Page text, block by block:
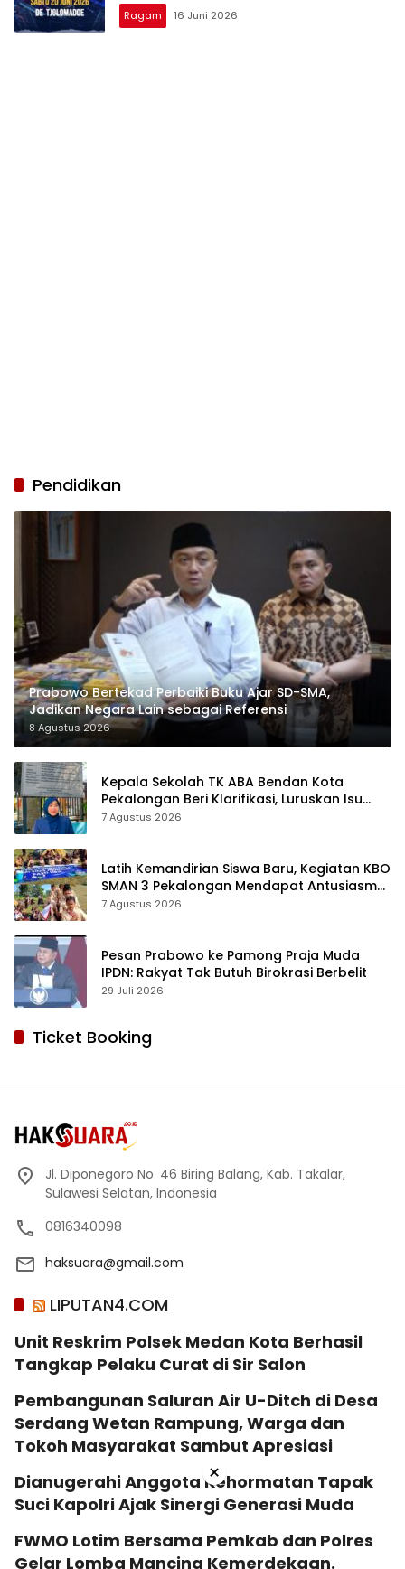
Ragam 16 Juni 2026
Pendidikan
Prabowo Bertekad Perbaiki Buku Ajar SD-SMA,
Jadikan Negara Lain sebagai Referensi
8 Agustus 2026
Kepala Sekolah TK ABA Bendan Kota
Pekalongan Beri Klarifikasi, Luruskan Isu
Proyek Revitalisasi
7 Agustus 2026
Latih Kemandirian Siswa Baru, Kegiatan KBO
SMAN 3 Pekalongan Mendapat Antusiasme
dan Respon Positif Orang Tua Murid
7 Agustus 2026
Pesan Prabowo ke Pamong Praja Muda
IPDN: Rakyat Tak Butuh Birokrasi Berbelit
29 Juli 2026
Ticket Booking
Jl. Diponegoro No. 46 Biring Balang, Kab. Takalar,
Sulawesi Selatan, Indonesia
0816340098
haksuara@gmail.com
LIPUTAN4.COM
Unit Reskrim Polsek Medan Kota Berhasil
Tangkap Pelaku Curat di Sir Salon
Pembangunan Saluran Air U-Ditch di Desa
Serdang Wetan Rampung, Warga dan
Tokoh Masyarakat Sambut Apresiasi
Dianugerahi Anggota Kehormatan Tapak
Suci Kapolri Ajak Sinergi Generasi Muda
‎FWMO Lotim Bersama Pemkab dan Polres
Gelar Lomba Mancing Kemerdekaan.
×